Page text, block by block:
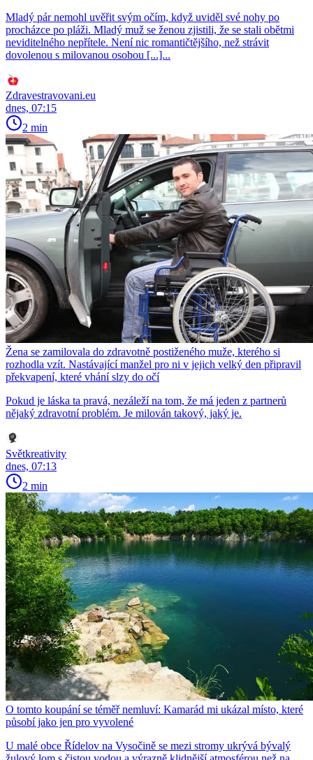
Mladý pár nemohl uvěřit svým očím, když uviděl své nohy po
procházce po pláži. Mladý muž se ženou zjistili, že se stali obětmi
neviditelného nepřítele. Není nic romantičtějšího, než strávit
dovolenou s milovanou osobou [...]...
Zdravestravovani.eu
dnes, 07:15
2 min
Žena se zamilovala do zdravotně postiženého muže, kterého si
rozhodla vzít. Nastávající manžel pro ni v jejich velký den připravil
překvapení, které vhání slzy do očí
Pokud je láska ta pravá, nezáleží na tom, že má jeden z partnerů
nějaký zdravotní problém. Je milován takový, jaký je.
Světkreativity
dnes, 07:13
2 min
O tomto koupání se téměř nemluví: Kamarád mi ukázal místo, které
působí jako jen pro vyvolené
U malé obce Řídelov na Vysočině se mezi stromy ukrývá bývalý